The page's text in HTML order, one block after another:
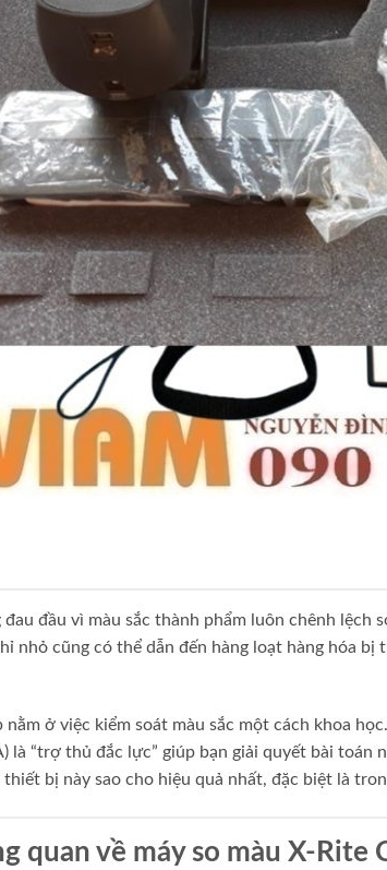
đau đầu vì màu sắc thành phẩm luôn chênh lệch
nhỏ cũng có thể dẫn đến hàng loạt hàng hóa
nằm ở việc kiểm soát màu sắc một cách khoa
là “trợ thủ đắc lực” giúp bạn giải quyết bài toán
thiết bị này sao cho hiệu quả nhất, đặc biệt là
quan về máy so màu X-Rite